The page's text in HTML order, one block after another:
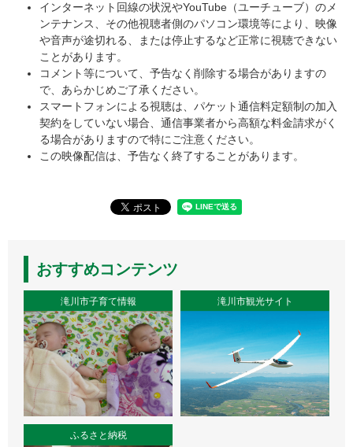
インターネット回線の状況やYouTube（ユーチューブ）のメ
ンテナンス、その他視聴者側のパソコン環境等により、映像
や音声が途切れる、または停止するなど正常に視聴できない
ことがあります。
コメント等について、予告なく削除する場合がありますの
で、あらかじめご了承ください。
スマートフォンによる視聴は、パケット通信料定額制の加入
契約をしていない場合、通信事業者から高額な料金請求がく
る場合がありますので特にご注意ください。
この映像配信は、予告なく終了することがあります。
おすすめコンテンツ
滝川市子育て情報 滝川市観光サイト
ふるさと納税